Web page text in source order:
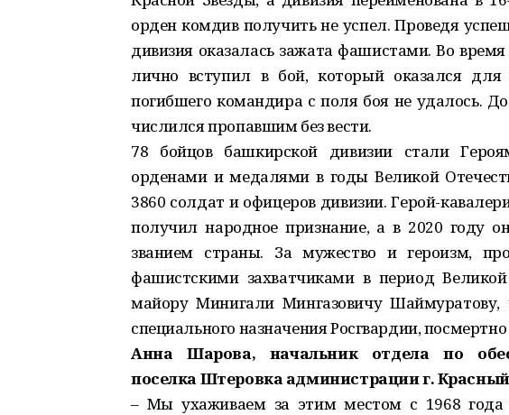
орден комдив получить не успел. Проведя
дивизия оказалась зажата фашистами. Во
лично вступил в бой, который оказался
погибшего командира с поля боя не удалось.
числился пропавшим без вести.
78 бойцов башкирской дивизии стали
орденами и медалями в годы Великой
3860 солдат и офицеров дивизии. Герой-
получил народное признание, а в 2020 году
званием страны. За мужество и героизм,
фашистскими захватчиками в период
майору Минигали Мингазовичу
специального назначения Росгвардии,
Анна Шарова, начальник отдела по
поселка Штеровка администрации г.
– Мы ухаживаем за этим местом с 1968 года